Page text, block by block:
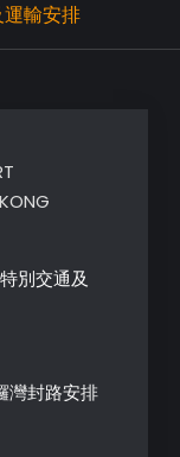
輸安排
別交通及
灣封路安排